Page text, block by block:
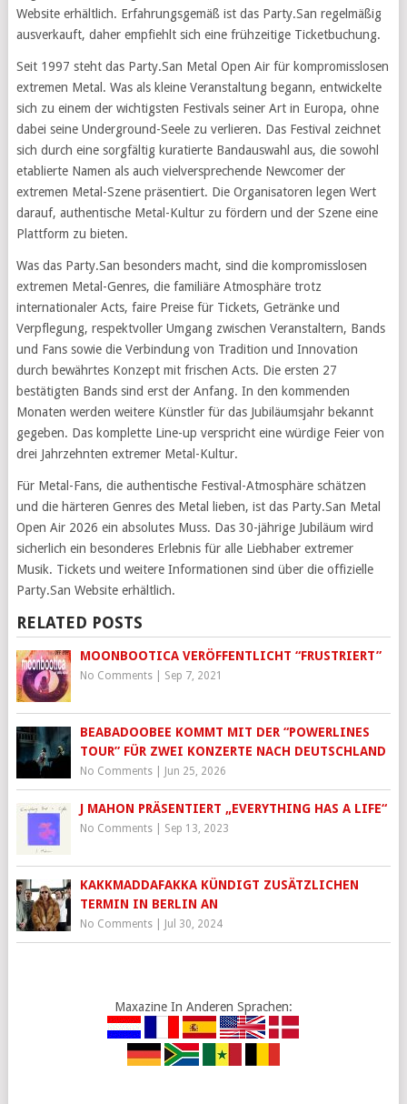
Website erhältlich. Erfahrungsgemäß ist das Party.San regelmäßig
ausverkauft, daher empfiehlt sich eine frühzeitige Ticketbuchung.
Seit 1997 steht das Party.San Metal Open Air für kompromisslosen
extremen Metal. Was als kleine Veranstaltung begann, entwickelte
sich zu einem der wichtigsten Festivals seiner Art in Europa, ohne
dabei seine Underground-Seele zu verlieren. Das Festival zeichnet
sich durch eine sorgfältig kuratierte Bandauswahl aus, die sowohl
etablierte Namen als auch vielversprechende Newcomer der
extremen Metal-Szene präsentiert. Die Organisatoren legen Wert
darauf, authentische Metal-Kultur zu fördern und der Szene eine
Plattform zu bieten.
Was das Party.San besonders macht, sind die kompromisslosen
extremen Metal-Genres, die familiäre Atmosphäre trotz
internationaler Acts, faire Preise für Tickets, Getränke und
Verpflegung, respektvoller Umgang zwischen Veranstaltern, Bands
und Fans sowie die Verbindung von Tradition und Innovation
durch bewährtes Konzept mit frischen Acts. Die ersten 27
bestätigten Bands sind erst der Anfang. In den kommenden
Monaten werden weitere Künstler für das Jubiläumsjahr bekannt
gegeben. Das komplette Line-up verspricht eine würdige Feier von
drei Jahrzehnten extremer Metal-Kultur.
Für Metal-Fans, die authentische Festival-Atmosphäre schätzen
und die härteren Genres des Metal lieben, ist das Party.San Metal
Open Air 2026 ein absolutes Muss. Das 30-jährige Jubiläum wird
sicherlich ein besonderes Erlebnis für alle Liebhaber extremer
Musik. Tickets und weitere Informationen sind über die offizielle
Party.San Website erhältlich.
RELATED POSTS
MOONBOOTICA VERÖFFENTLICHT “FRUSTRIERT”
No Comments| Sep 7, 2021
BEABADOOBEE KOMMT MIT DER “POWERLINES
TOUR” FÜR ZWEI KONZERTE NACH DEUTSCHLAND
No Comments| Jun 25, 2026
J MAHON PRÄSENTIERT „EVERYTHING HAS A LIFE“
No Comments| Sep 13, 2023
KAKKMADDAFAKKA KÜNDIGT ZUSÄTZLICHEN
TERMIN IN BERLIN AN
No Comments| Jul 30, 2024
Maxazine In Anderen Sprachen: